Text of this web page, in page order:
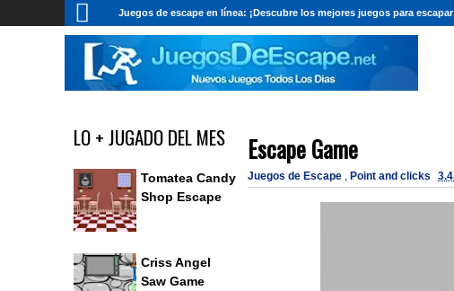
Juegos de escape en línea: ¡Descubre los mejores juegos para
Escape Game
Juegos de Escape , Point and clicks
LO + JUGADO DEL MES
Tomatea Candy
Shop Escape
Criss Angel
Saw Game